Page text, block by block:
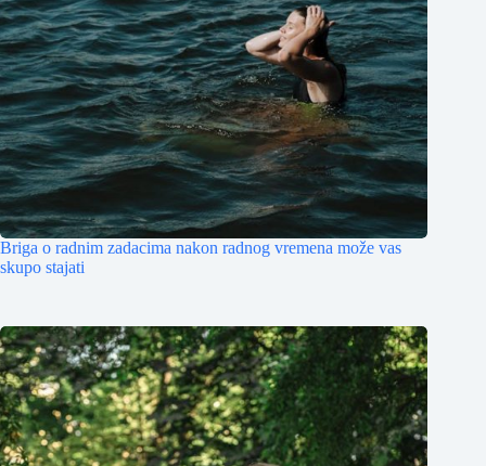
Briga o radnim zadacima nakon radnog vremena može vas
skupo stajati